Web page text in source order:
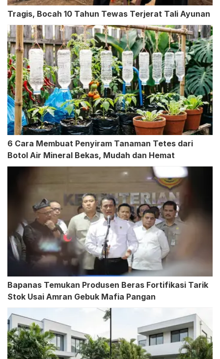
Tragis, Bocah 10 Tahun Tewas Terjerat Tali Ayunan
6 Cara Membuat Penyiram Tanaman Tetes dari
Botol Air Mineral Bekas, Mudah dan Hemat
Bapanas Temukan Produsen Beras Fortifikasi Tarik
Stok Usai Amran Gebuk Mafia Pangan